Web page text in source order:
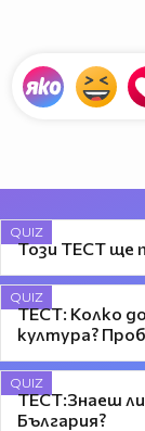
QUIZ
Този ТЕСТ ще
QUIZ
ТЕСТ: Колко
култура?
QUIZ
ТЕСТ:Знаеш
България?